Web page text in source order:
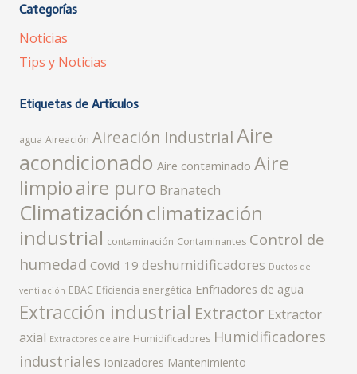
Categorías
Noticias
Tips y Noticias
Etiquetas de Artículos
agua Aireación Aireación IndustrialAire
acondicionado Aire contaminado Aire
limpioaire puro Branatech
Climatización climatización
industrial contaminación Contaminantes Control de
humedad Covid-19 deshumidificadores Ductos de
ventilación EBAC Eficiencia energética Enfriadores de agua
Extracción industrial Extractor Extractor
axial Extractores de aire Humidificadores Humidificadores
industriales Ionizadores Mantenimiento